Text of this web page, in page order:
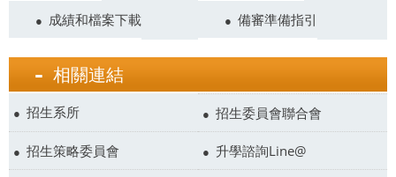
成績和檔案下載 備審準備指引
相關連結
招生系所 招生委員會聯合會
招生策略委員會 升學諮詢Line@